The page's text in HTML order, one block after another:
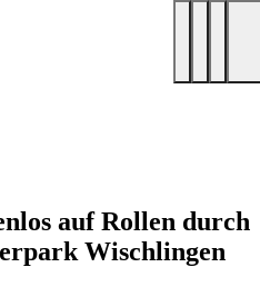
auf Rollen durch
Wischlingen